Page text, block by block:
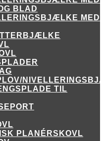
BLAD
MED
TIL
PLANÉRSKOVL